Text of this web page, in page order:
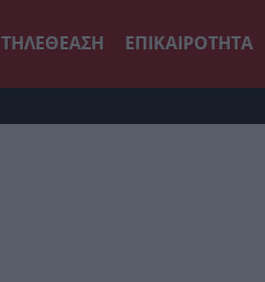
ΤΗΛΕΘΕΑΣΗ ΕΠΙΚΑΙΡΟΤΗΤΑ